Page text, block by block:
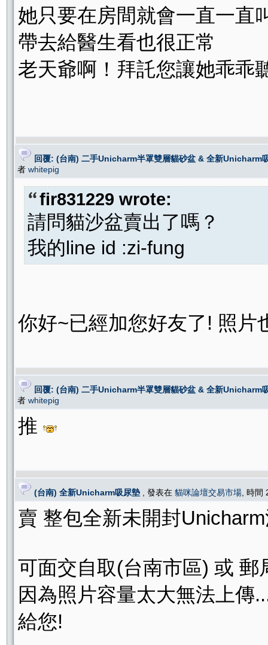
她只要在房間就會一直一直
帶去給醫生看也很正常
老天爺啊！拜託您讓她乖乖
回覆: (台南) 二手Unicharm半罩雙層貓砂盆 & 全新Unicharm
者 whitepig
fir831229 wrote:
請問貓沙盆賣出了嗎？
我的line id :zi-fung
你好~已經加您好友了! 照片
回覆: (台南) 二手Unicharm半罩雙層貓砂盆 & 全新Unicharm
者 whitepig
推
(台南) 全新Unicharm吸尿墊 , 發表在 貓咪論壇交易市場 , 時
賣 整包全新未開封
可面交自取(台南市區) 或 郵
因為照片容量太大無法上傳
給您!